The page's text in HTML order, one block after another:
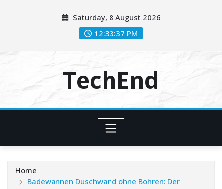
Saturday, 8 August 2026
12:33:39 PM
TechEnd
Home
Badewannen Duschwand ohne Bohren: Der